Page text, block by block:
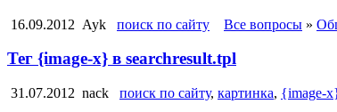
16.09.2012 Ayk поиск по сайту Все вопросы »
Тег {image-x} в searchresult.tpl
31.07.2012 nack поиск по сайту, картинка, {image-